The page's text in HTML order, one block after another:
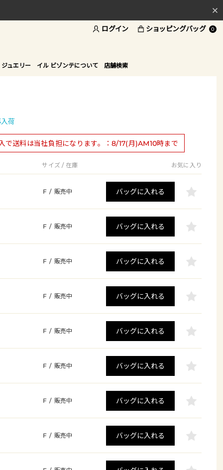
ログイン ショッピングバッグ 0
ュエリー イル ビゾンテについて 店舗検索
荷
で送料は当社負担になります。：8/17(月)AM10時まで
サイズ / 在庫 お気に入り
F / 販売中 バッグに入れる
F / 販売中 バッグに入れる
F / 販売中 バッグに入れる
F / 販売中 バッグに入れる
F / 販売中 バッグに入れる
F / 販売中 バッグに入れる
F / 販売中 バッグに入れる
F / 販売中 バッグに入れる